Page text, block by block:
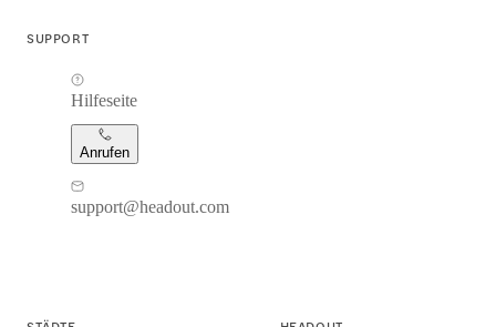
SUPPORT
Hilfeseite
Anrufen
support@headout.com